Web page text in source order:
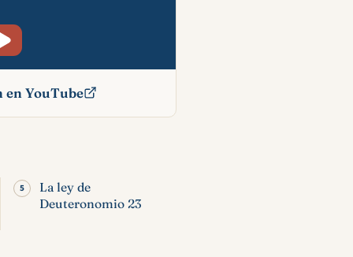
en YouTube
La ley de
Deuteronomio 23